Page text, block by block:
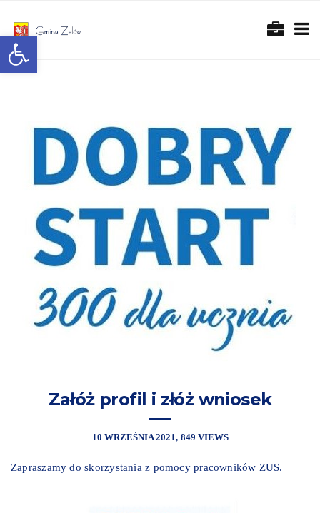
Otwórz pasek narzędzi
Załóż profil i złóż wniosek
10 WRZEŚNIA 2021 849 VIEWS
Zapraszamy do skorzystania z pomocy pracowników ZUS.